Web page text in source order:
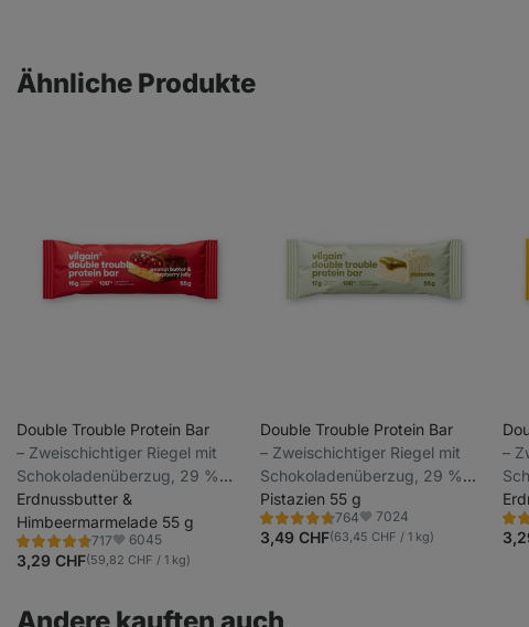
Ähnliche Produkte
Double Trouble Protein Bar
⁠–⁠ Zweischichtiger Riegel mit
Schokoladenüberzug, 29 %
hochwertiges Eiweiß, ohne
Konservierungsstoffe und
Farbstoffe
Erdnussbutter &
Himbeermarmelade 55 g
717
Bewertung
4.7/5,
717
Favoriten
6045
3,29 CHF(59,82 CHF / 1 kg)
Double Trouble Protein Bar
⁠–⁠ Zweischichtiger Riegel mit
Schokoladenüberzug, 29 %
hochwertiges Eiweiß, ohne
Konservierungsstoffe und
Farbstoffe
Pistazien 55 g
764
Bewertung
4.7/5,
764
Favoriten
7024
3,49 CHF(63,45 CHF / 1 kg)
⁠–⁠
4.7/
Andere kauften auch